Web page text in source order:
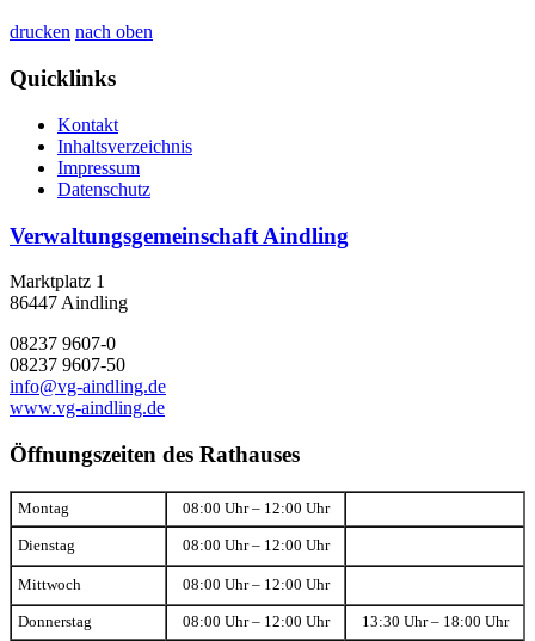
drucken nach oben
Quicklinks
Kontakt
Inhaltsverzeichnis
Impressum
Datenschutz
Verwaltungsgemeinschaft Aindling
Marktplatz 1
86447 Aindling
08237 9607-0
08237 9607-50
info@vg-aindling.de
www.vg-aindling.de
Öffnungszeiten des Rathauses
Montag 08:00 Uhr – 12:00 Uhr
Dienstag 08:00 Uhr – 12:00 Uhr
Mittwoch 08:00 Uhr – 12:00 Uhr
Donnerstag 08:00 Uhr – 12:00 Uhr 13:30 Uhr – 18:00 Uhr